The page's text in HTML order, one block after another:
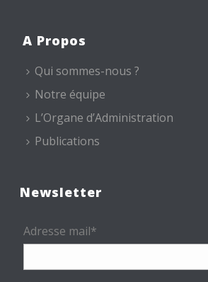
A Propos
Qui sommes-nous ?
Notre équipe
L’Organe d’Administration
Publications
Newsletter
Adresse mail*